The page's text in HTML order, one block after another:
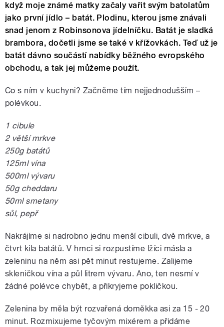
když moje známé matky začaly vařit svým batolatům
jako první jídlo – batát. Plodinu, kterou jsme znávali
snad jenom z Robinsonova jídelníčku. Batát je sladká
brambora, dočetli jsme se také v křížovkách. Teď už je
batát dávno součástí nabídky běžného evropského
obchodu, a tak jej můžeme použít.
Co s ním v kuchyni? Začněme tím nejjednodušším –
polévkou.
1 cibule
2 větší mrkve
250g batátů
125ml vína
500ml vývaru
50g cheddaru
50ml smetany
sůl, pepř
Nakrájíme si nadrobno jednu menší cibuli, dvě mrkve, a
čtvrt kila batátů. V hrnci si rozpustíme lžíci másla a
zeleninu na něm asi pět minut restujeme. Zalijeme
skleničkou vína a půl litrem vývaru. Ano, ten nesmí v
žádné polévce chybět, a přikryjeme pokličkou.
Zelenina by měla být rozvařená doměkka asi za 15 - 20
minut. Rozmixujeme tyčovým mixérem a přidáme